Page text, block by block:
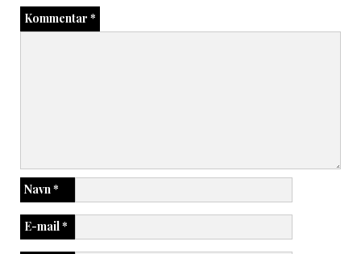
Kommentar *
Navn*
E-mail*